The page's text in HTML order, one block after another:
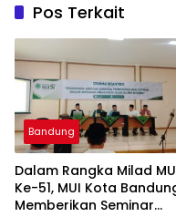
Pos Terkait
Bandung
Dalam Rangka Milad
Ke-51, MUI Kota
Memberikan Seminar